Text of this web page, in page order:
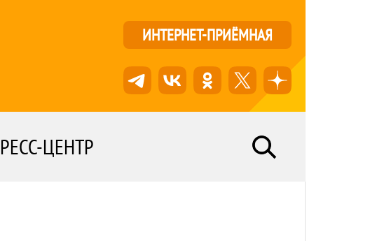
ИНТЕРНЕТ-ПРИЁМНАЯ
ЦЕНТР